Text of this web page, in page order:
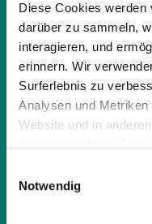
Diese Cookies werden
darüber zu sammeln,
interagieren, und
erinnern. Wir
Surferlebnis zu
Analysen und
Website und in
Datenschutzerklärung
Notwendig
Empieza
Elige
14